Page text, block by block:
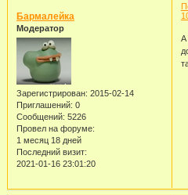
Бармалейка
Модератор
Зарегистрирован: 2015-02-14
Приглашений: 0
Сообщений: 5226
Провел на форуме:
1 месяц 18 дней
Последний визит:
2021-01-16 23:01:20
А